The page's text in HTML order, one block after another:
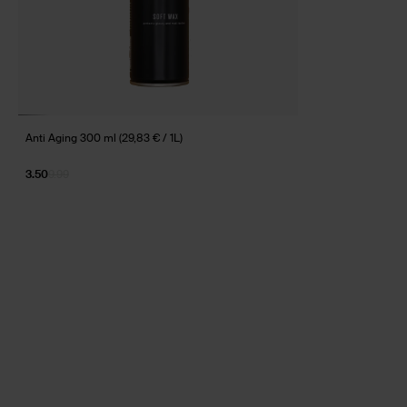
Anti Aging 300 ml (29,83 € / 1L)
3.50